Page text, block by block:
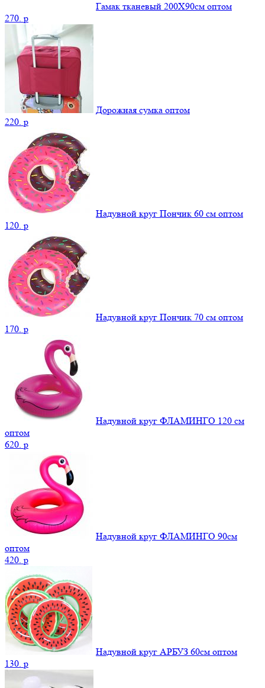
Гамак тканевый 200Х90см оптом
270. p
Дорожная сумка оптом
220. p
Надувной круг Пончик 60 см оптом
120. p
Надувной круг Пончик 70 см оптом
170. p
Надувной круг ФЛАМИНГО 120 см
оптом
620. p
Надувной круг ФЛАМИНГО 90см
оптом
420. p
Надувной круг АРБУЗ 60см оптом
130. p